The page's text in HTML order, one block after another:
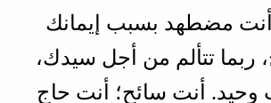
أنت مضطهد بسبب إيمانك
ربما تتألم من أجل سيدك،
وحيد. أنت سائح؛ أنت حاج